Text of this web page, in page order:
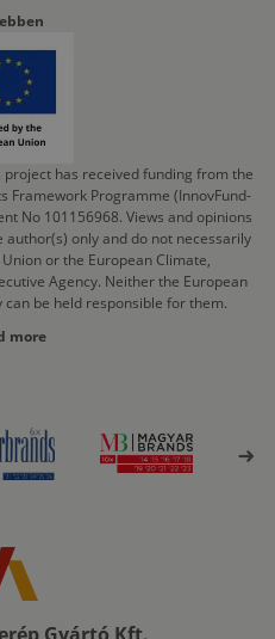
project has received funding from the
Framework Programme (InnovFund-
No 101156968. Views and opinions
only and do not necessarily
or the European Climate,
Agency. Neither the European
be held responsible for them.
more